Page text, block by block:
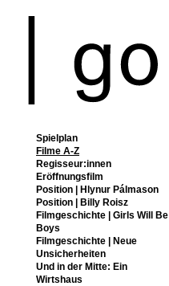
Spielplan
Filme A-Z
Regisseur:innen
Eröffnungsfilm
Position | Hlynur Pálmason
Position | Billy Roisz
Filmgeschichte | Girls Will Be
Boys
Filmgeschichte | Neue
Unsicherheiten
Und in der Mitte: Ein
Wirtshaus